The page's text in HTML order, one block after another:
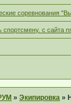
соревнования
с сайта
»Экипировка »